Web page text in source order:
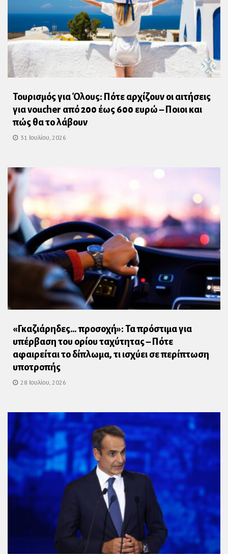
Τουρισμός για Όλους: Πότε αρχίζουν οι αιτήσεις
για voucher από 200 έως 600 ευρώ – Ποιοι και
πώς θα το λάβουν
31 Ιουλίου, 2026
«Γκαζιάρηδες… προσοχή»: Τα πρόστιμα για
υπέρβαση του ορίου ταχύτητας – Πότε
αφαιρείται το δίπλωμα, τι ισχύει σε περίπτωση
υποτροπής
28 Ιουλίου, 2026